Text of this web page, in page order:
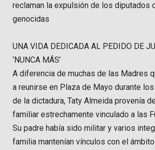
reclaman la expulsión de los diputados
genocidas
UNA VIDA DEDICADA AL PEDIDO DE
‘NUNCA MÁS’
A diferencia de muchas de las Madres
a reunirse en Plaza de Mayo durante
de la dictadura, Taty Almeida provenía
familiar estrechamente vinculado a las
Su padre había sido militar y varios
familia mantenían vínculos con el